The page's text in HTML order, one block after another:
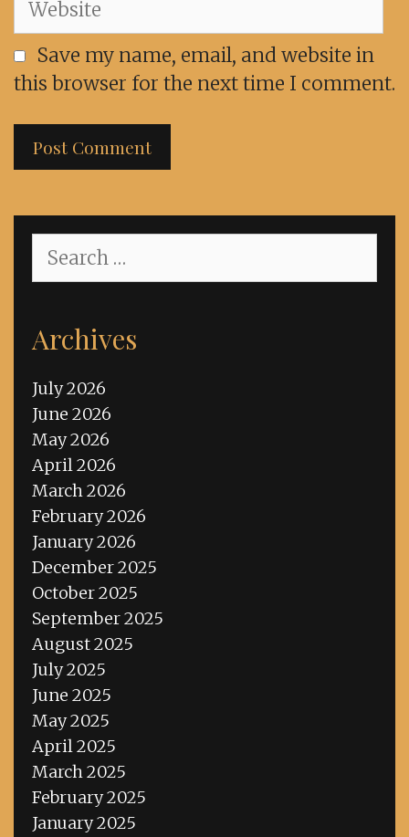
Save my name, email, and website in
this browser for the next time I comment.
for:
Archives
July 2026
June 2026
May 2026
April 2026
March 2026
February 2026
January 2026
December 2025
October 2025
September 2025
August 2025
July 2025
June 2025
May 2025
April 2025
March 2025
February 2025
January 2025